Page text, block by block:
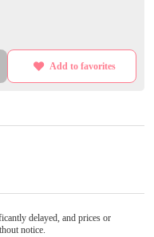
Add to favorites
delayed, and prices or
notice.